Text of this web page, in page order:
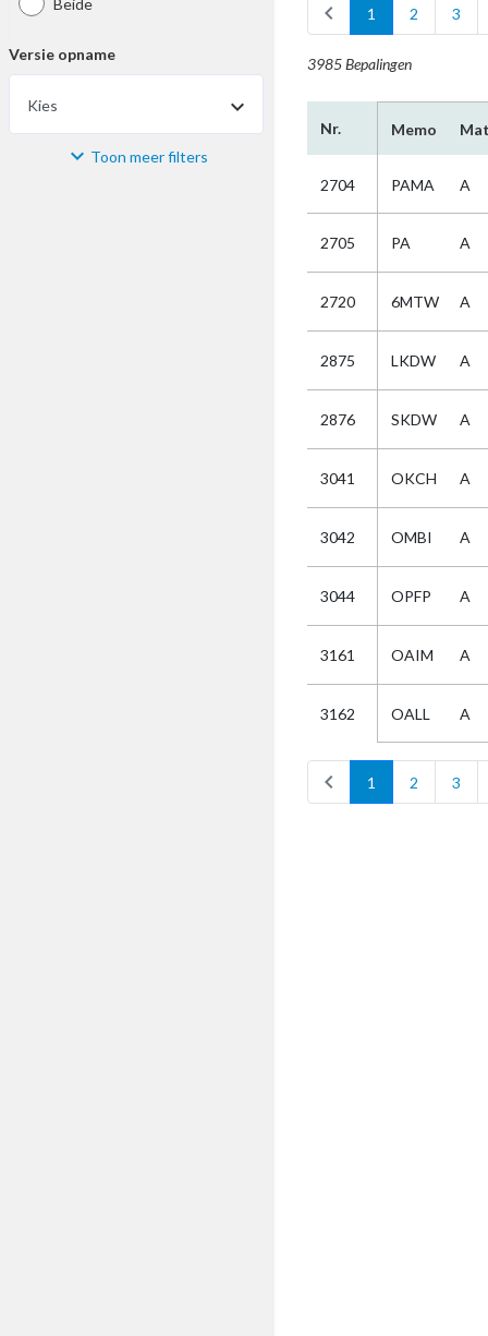
Versie opname
Kies
Materiaal Toon meer filters
chevron_left 1 2 3
3985 Bepalingen
Nr. Memo
2704 PAMA A
2705 PA A
2720 6MTW A
2875 LKDW A
2876 SKDW A
3041 OKCH A
3042 OMBI A
3044 OPFP A
3161 OAIM A
3162 OALL A
chevron_left 1 2 3